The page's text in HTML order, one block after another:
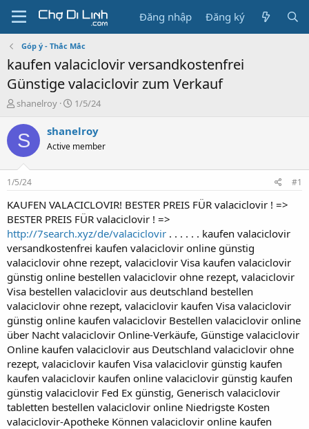
Đăng nhập Đăng ký
Góp ý - Thắc Mắc
kaufen valaciclovir versandkostenfrei
Günstige valaciclovir zum Verkauf
T
r
e
a
s
t
a
r
t
e
r
shanelroy
N
à
g
1/5/24
S shanelroy
Active member
1/5/24 #1
KAUFEN VALACICLOVIR! BESTER PREIS FÜR valaciclovir ! =>
BESTER PREIS FÜR valaciclovir ! =>
http://7search.xyz/de/valaciclovir . . . . . . kaufen valaciclovir
versandkostenfrei kaufen valaciclovir online günstig
valaciclovir ohne rezept, valaciclovir Visa kaufen valaciclovir
günstig online bestellen valaciclovir ohne rezept, valaciclovir
Visa bestellen valaciclovir aus deutschland bestellen
valaciclovir ohne rezept, valaciclovir kaufen Visa valaciclovir
günstig online kaufen valaciclovir Bestellen valaciclovir online
über Nacht valaciclovir Online-Verkäufe, Günstige valaciclovir
Online kaufen valaciclovir aus Deutschland valaciclovir ohne
rezept, valaciclovir kaufen Visa valaciclovir günstig kaufen
kaufen valaciclovir kaufen online valaciclovir günstig kaufen
günstig valaciclovir Fed Ex günstig, Generisch valaciclovir
tabletten bestellen valaciclovir online Niedrigste Kosten
valaciclovir-Apotheke Können valaciclovir online kaufen